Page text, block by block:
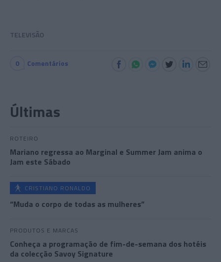
TELEVISÃO
0 Comentários
Últimas
ROTEIRO
Mariano regressa ao Marginal e Summer Jam anima o
Jam este Sábado
CRISTIANO RONALDO
“Muda o corpo de todas as mulheres”
PRODUTOS E MARCAS
Conheça a programação de fim-de-semana dos hotéis
da colecção Savoy Signature